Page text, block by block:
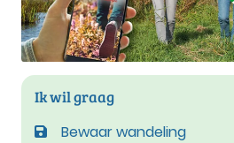
Ik wil graag
Bewaar wandeling